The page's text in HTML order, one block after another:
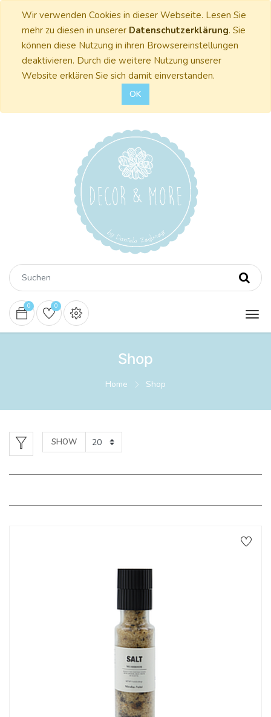
Wir verwenden Cookies in dieser Webseite. Lesen Sie
mehr zu diesen in unserer Datenschutzerklärung. Sie
können diese Nutzung in ihren Browsereinstellungen
deaktivieren. Durch die weitere Nutzung unserer
Website erklären Sie sich damit einverstanden.
OK
0 0
Shop
Home Shop
SHOW